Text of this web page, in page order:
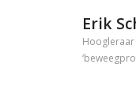
Erik